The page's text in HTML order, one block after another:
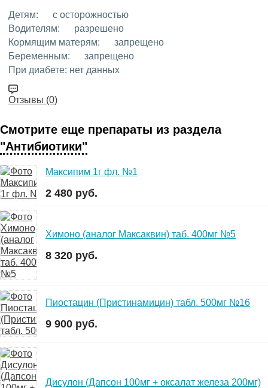
Детям:
с осторожностью
Водителям:
разрешено
Кормящим матерям:
запрещено
Беременным:
запрещено
При диабете: нет данных
Отзывы (0)
Смотрите еще препараты из раздела
"Антибиотики"
Максипим 1г фл. №1
2 480 руб.
Химоно (аналог Максаквин) таб. 400мг №5
8 320 руб.
Пиостацин (Пристинамицин) табл. 500мг №16
9 900 руб.
Дисулон (Дапсон 100мг + оксалат железа 200мг)